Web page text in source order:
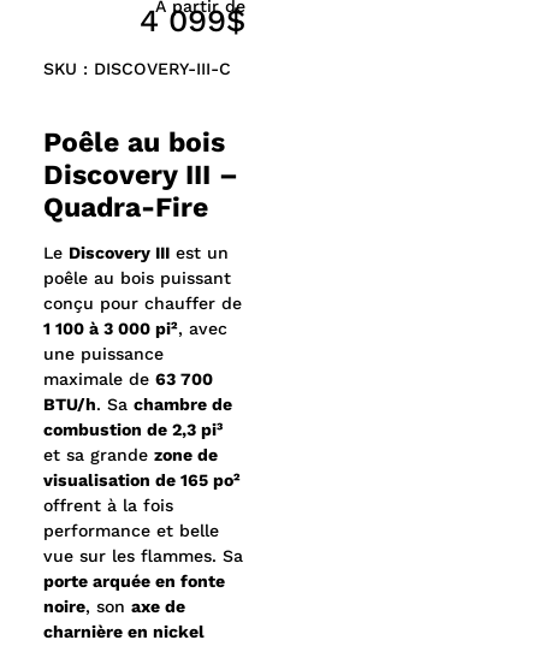
À partir de
4 099$
SKU : DISCOVERY-III-C
Poêle au bois
Discovery III –
Quadra-Fire
Le Discovery III est un
poêle au bois puissant
conçu pour chauffer de
1 100 à 3 000 pi², avec
une puissance
maximale de63 700
BTU/h. Sachambre de
combustion de 2,3 pi³
et sa grandezone de
visualisation de 165 po²
offrent à la fois
performance et belle
vue sur les flammes. Sa
porte arquée en fonte
noire, sonaxe de
charnière en nickel
Système de combustion Quadra-Fire performant
combustion propre
Bac de rangement pour bois intégré au piédestal
pour un accès rapide au combustible
Porte arquée en fonte noire
Axe de charnière en nickel satiné
Panneaux latéraux personnalisables :
– Panneaux en tuiles pour carreaux de
céramique 12 x 12
– Panneaux pleins noirs
Design robuste conçu pour chauffer de grands
espaces
Zone de visualisation : 165 po²